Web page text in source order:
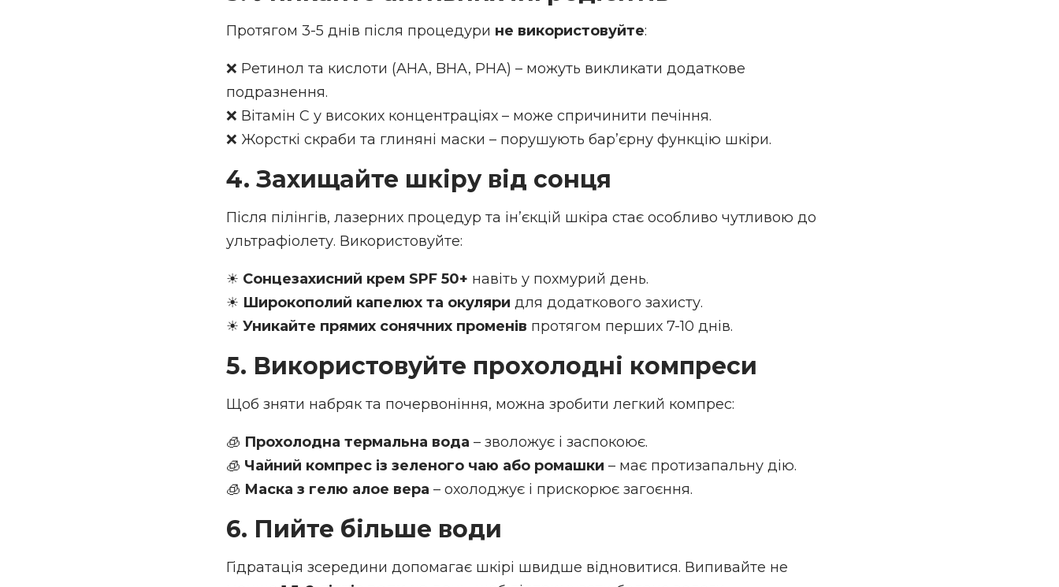
Протягом 3-5 днів після процедури не використовуйте:
❌ Ретинол та кислоти (AHA, BHA, PHA) – можуть викликати додаткове
подразнення.
❌ Вітамін С у високих концентраціях – може спричинити печіння.
❌ Жорсткі скраби та глиняні маски – порушують бар’єрну функцію шкіри.
4. Захищайте шкіру від сонця
Після пілінгів, лазерних процедур та ін’єкцій шкіра стає особливо чутливою до
ультрафіолету. Використовуйте:
☀ Сонцезахисний крем SPF 50+ навіть у похмурий день.
☀ Широкополий капелюх та окуляри для додаткового захисту.
☀ Уникайте прямих сонячних променів протягом перших 7-10 днів.
5. Використовуйте прохолодні компреси
Щоб зняти набряк та почервоніння, можна зробити легкий компрес:
🧊 Прохолодна термальна вода – зволожує і заспокоює.
🧊 Чайний компрес із зеленого чаю або ромашки – має протизапальну дію.
🧊 Маска з гелю алое вера – охолоджує і прискорює загоєння.
6. Пийте більше води
Гідратація зсередини допомагає шкірі швидше відновитися. Випивайте не